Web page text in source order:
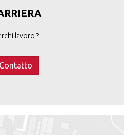
lavoro ?
Contatto